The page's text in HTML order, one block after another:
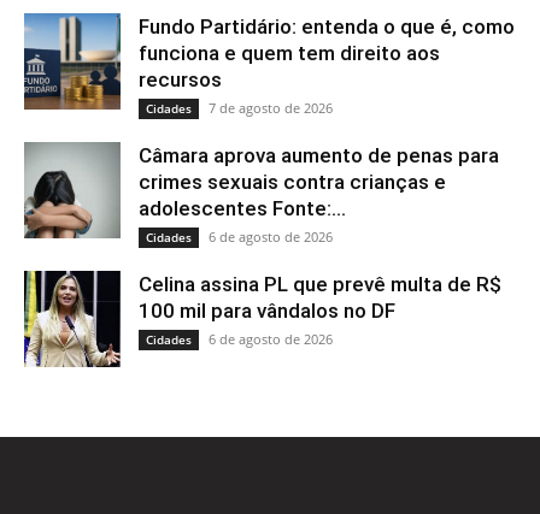
Fundo Partidário: entenda o que é, como
funciona e quem tem direito aos
recursos
Cidades 7 de agosto de 2026
Câmara aprova aumento de penas para
crimes sexuais contra crianças e
adolescentes Fonte:...
Cidades 6 de agosto de 2026
Celina assina PL que prevê multa de R$
100 mil para vândalos no DF
Cidades 6 de agosto de 2026